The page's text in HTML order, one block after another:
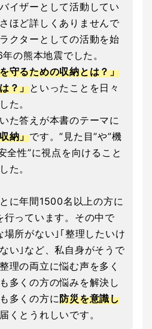
イザーとして活動してい
ほど詳しくありませんで
クターとしての活動を始
の熊本地震でした。
守るための収納とは？」
？」といったことを日々
た。
た答えが本書のテーマに
納」です。”見た目”や”機
全性”に視点を向けること
た。
に年間1500名以上の方に
行っています。その中で
場所がない｣｢整理したいけ
い｣など、私自身がそうで
理の両立に悩む声を多く
多くの方の悩みを解決し
多くの方に防災を意識し
くとうれしいです。